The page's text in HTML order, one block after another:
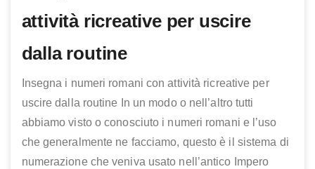
attività ricreative per uscire
dalla routine
Insegna i numeri romani con attività ricreative per
uscire dalla routine In un modo o nell’altro tutti
abbiamo visto o conosciuto i numeri romani e l’uso
che generalmente ne facciamo, questo è il sistema di
numerazione che veniva usato nell’antico Impero